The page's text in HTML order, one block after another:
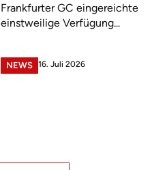
Frankfurter GC eingereichte
einstweilige Verfügung...
NEWS 16. Juli 2026